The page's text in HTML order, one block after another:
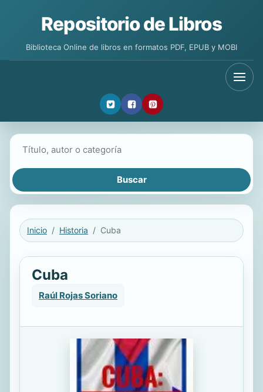
Repositorio de Libros
Biblioteca Online de libros en formatos PDF, EPUB y MOBI
Inicio Historia Cuba
Cuba
Raúl Rojas Soriano